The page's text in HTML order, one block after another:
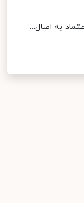
به اصال...